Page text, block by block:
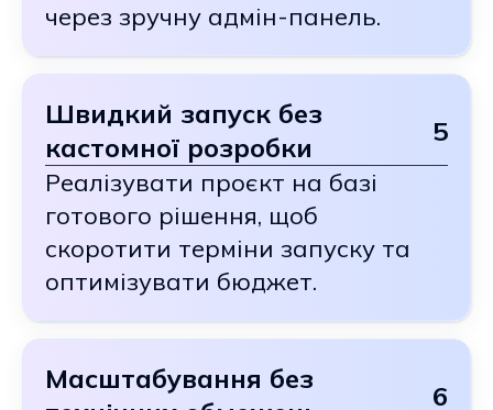
через зручну адмін-панель.
Швидкий запуск без
кастомної розробки
5
Реалізувати проєкт на базі
готового рішення, щоб
скоротити терміни запуску та
оптимізувати бюджет.
Масштабування без
6